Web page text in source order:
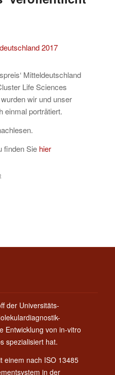
Mitteldeutschland
Life Sciences
wir und unser
einmal porträtiert.
finden Sie hier
der Universitäts-
Entwicklung von in-vitro
spezialisiert hat.
einem nach ISO 13485
in der